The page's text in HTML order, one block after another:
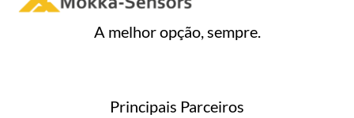
A melhor opção, sempre.
Principais Parceiros